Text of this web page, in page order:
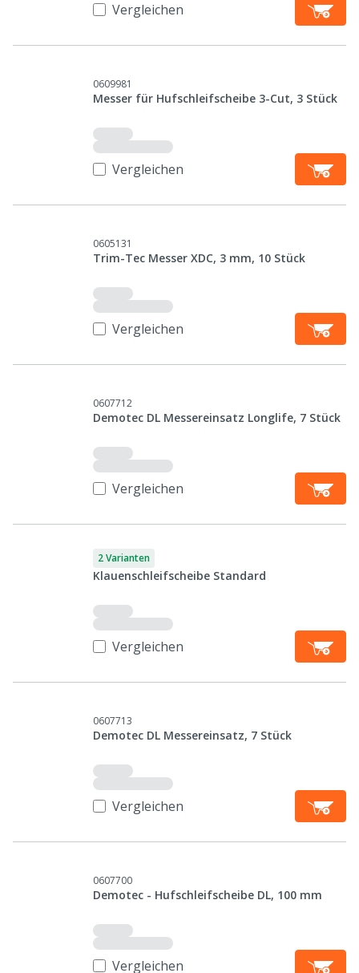
Vergleichen
0609981
Messer für Hufschleifscheibe 3-Cut, 3 Stück
Vergleichen
0605131
Trim-Tec Messer XDC, 3 mm, 10 Stück
Vergleichen
0607712
Demotec DL Messereinsatz Longlife, 7 Stück
Vergleichen
2 Varianten
Klauenschleifscheibe Standard
Vergleichen
0607713
Demotec DL Messereinsatz, 7 Stück
Vergleichen
0607700
Demotec - Hufschleifscheibe DL, 100 mm
Vergleichen